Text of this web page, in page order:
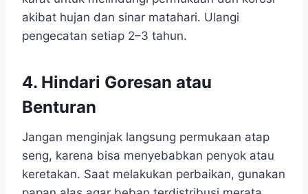
akibat hujan dan sinar matahari. Ulangi
pengecatan setiap 2–3 tahun.
4. Hindari Goresan atau
Benturan
Jangan menginjak langsung permukaan atap
seng, karena bisa menyebabkan penyok atau
keretakan. Saat melakukan perbaikan, gunakan